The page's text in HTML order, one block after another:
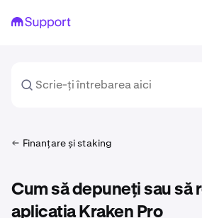
Finanțare și staking
Cum să depuneți sau să
aplicația Kraken Pro